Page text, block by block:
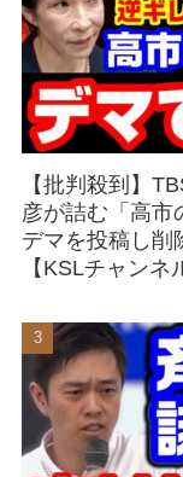
【批判殺到】
彦が詰む「高市
デマを投稿し
【KSLチャンネ